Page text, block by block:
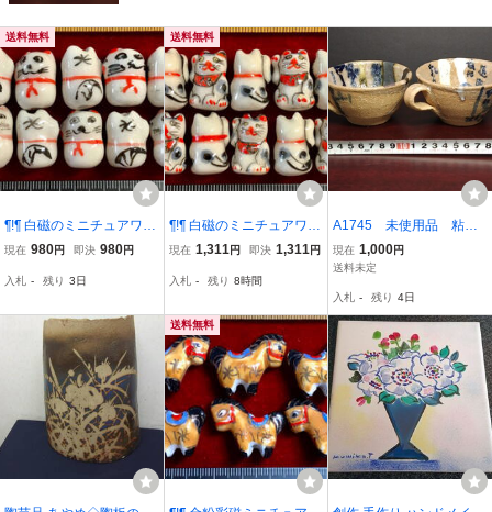
送料無料
¶!¶ 白磁のミニチュアワー
ルド - 10個で1単位 招福
の招き猫その二 手作り 手
現在 980円 即決 980円
入札 - 残り 3日
送料無料
¶!¶ 白磁のミニチュアワー
ルド - 10個で1単位を 招
福招き猫その三 手作り 手
現在 1,311 円 即決 1,311 円
入札 - 残り 8時間
A1745 未使用品 粘土
工芸完成品 珍品 粘土
工芸品 2点セット ペア
現在 1,000円
送料未定
入札 - 残り 4日
送料無料